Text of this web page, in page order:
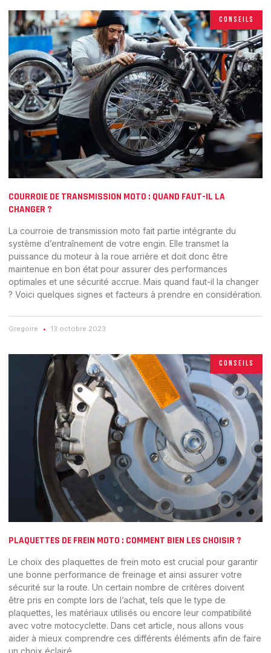
CONSEILS
COURROIE DE TRANSMISSION MOTO : QUAND FAUT-IL LA
CHANGER ?
La courroie de transmission moto fait partie intégrante du
système d’entraînement de votre engin. Elle transmet la
puissance du moteur à la roue arrière et doit donc être
maintenue en bon état pour assurer des performances
optimales et une sécurité accrue. Mais quand faut-il la changer
? Voici quelques signes et facteurs à prendre en considération.
Gregoire 13 octobre 2023
CONSEILS
PLAQUETTES DE FREIN MOTO : COMMENT BIEN LES CHOISIR ?
Le choix des plaquettes de frein moto est crucial pour garantir
une bonne performance de freinage et ainsi assurer votre
sécurité sur la route. Un certain nombre de critères doivent
être pris en compte lors de l’achat, tels que le type de
plaquettes, les matériaux utilisés ou encore leur compatibilité
avec votre motocyclette. Dans cet article, nous allons vous
aider à mieux comprendre ces différents éléments afin de faire